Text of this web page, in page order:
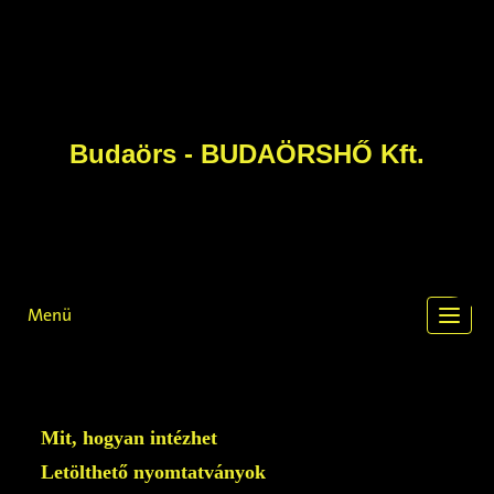
Budaörs - BUDAÖRSHŐ Kft.
Menü
Mit, hogyan intézhet
Letölthető nyomtatványok